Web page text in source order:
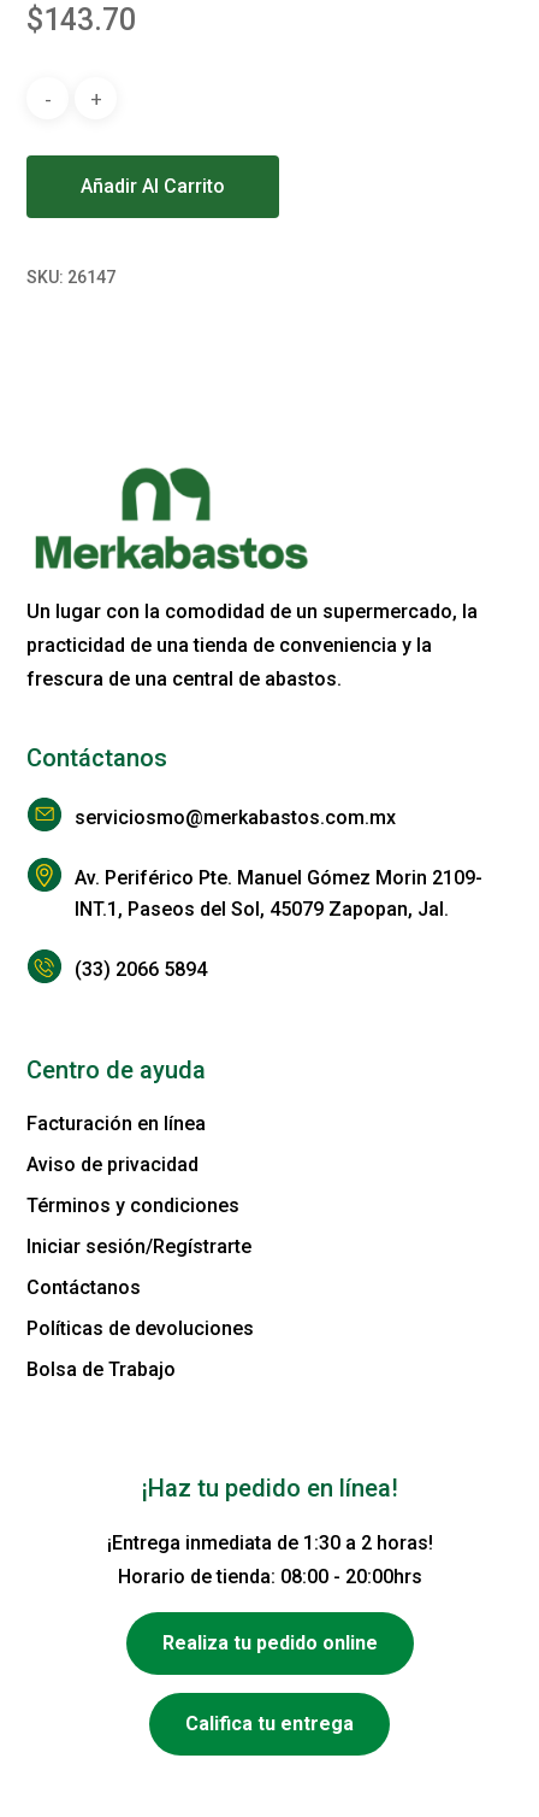
$143.70
Añadir Al Carrito
SKU: 26147
Un lugar con la comodidad de un supermercado, la
practicidad de una tienda de conveniencia y la
frescura de una central de abastos.
Contáctanos
serviciosmo@merkabastos.com.mx
Av. Periférico Pte. Manuel Gómez Morin 2109-
INT.1, Paseos del Sol, 45079 Zapopan, Jal.
(33) 2066 5894
Centro de ayuda
Facturación en línea
Aviso de privacidad
Términos y condiciones
Iniciar sesión/Regístrarte
Contáctanos
Políticas de devoluciones
Bolsa de Trabajo
¡Haz tu pedido en línea!
¡Entrega inmediata de 1:30 a 2 horas!
Horario de tienda: 08:00 - 20:00hrs
Realiza tu pedido online
Califica tu entrega